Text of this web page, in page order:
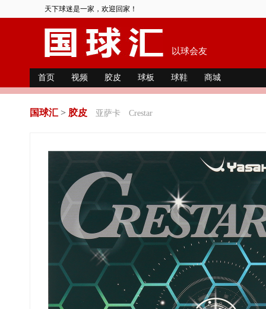
天下球迷是一家，欢迎回家！
以球会友
首页 视频 胶皮 球板 球鞋 商城
国球汇 > 胶皮 亚萨卡 Crestar